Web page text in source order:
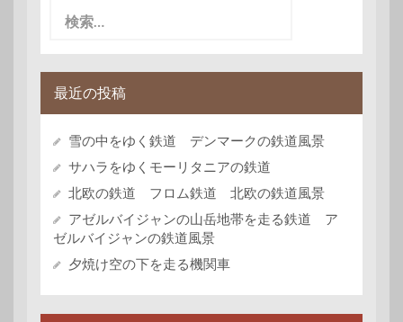
最近の投稿
雪の中をゆく鉄道 デンマークの鉄道風景
サハラをゆくモーリタニアの鉄道
北欧の鉄道 フロム鉄道 北欧の鉄道風景
アゼルバイジャンの山岳地帯を走る鉄道 ア
ゼルバイジャンの鉄道風景
夕焼け空の下を走る機関車